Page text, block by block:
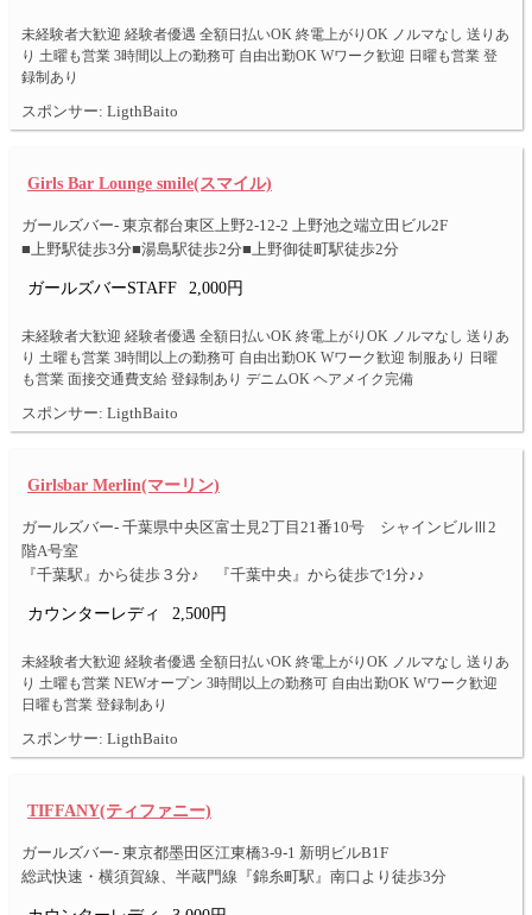
未経験者大歓迎 経験者優遇 全額日払いOK 終電上がりOK ノルマなし 送りあ
り 土曜も営業 3時間以上の勤務可 自由出勤OK Wワーク歓迎 日曜も営業 登
録制あり
スポンサー: LigthBaito
Girls Bar Lounge smile(スマイル)
ガールズバー- 東京都台東区上野2-12-2 上野池之端立田ビル2F
■上野駅徒歩3分■湯島駅徒歩2分■上野御徒町駅徒歩2分
ガールズバーSTAFF 2,000円
未経験者大歓迎 経験者優遇 全額日払いOK 終電上がりOK ノルマなし 送りあ
り 土曜も営業 3時間以上の勤務可 自由出勤OK Wワーク歓迎 制服あり 日曜
も営業 面接交通費支給 登録制あり デニムOK ヘアメイク完備
スポンサー: LigthBaito
Girlsbar Merlin(マーリン)
ガールズバー- 千葉県中央区富士見2丁目21番10号 シャインビルⅢ2
階A号室
『千葉駅』から徒歩３分♪ 『千葉中央』から徒歩で1分♪♪
カウンターレディ 2,500円
未経験者大歓迎 経験者優遇 全額日払いOK 終電上がりOK ノルマなし 送りあ
り 土曜も営業 NEWオープン 3時間以上の勤務可 自由出勤OK Wワーク歓迎
日曜も営業 登録制あり
スポンサー: LigthBaito
TIFFANY(ティファニー)
ガールズバー- 東京都墨田区江東橋3-9-1 新明ビルB1F
総武快速・横須賀線、半蔵門線『錦糸町駅』南口より徒歩3分